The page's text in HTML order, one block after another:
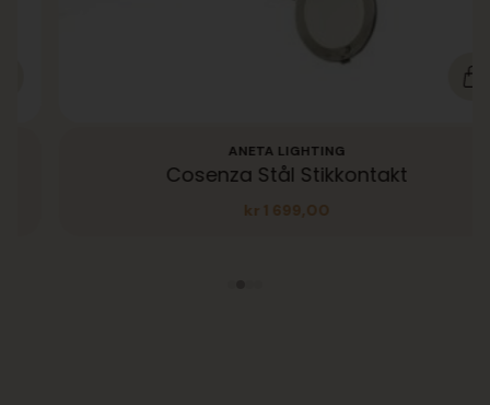
ANETA LIGHTING
Cosenza Stål Stikkontakt
1 699,00